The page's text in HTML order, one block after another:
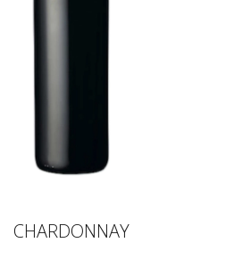
CHARDONNAY